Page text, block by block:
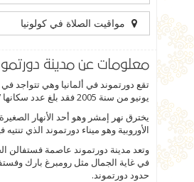
مواقيت الصلاة في كولونيا
معلومات عن مدينة
تقع دورتموند في ألمانيا وهي تتواجد
يونيو من سنة 2005 فقد بلغ عدد سكانها 587 ألف و 830 نسمة.
يخترق نهر إمشر وهو أحد الأنهار
الأوروبية وهو ميناء دورتموند الذي تنتيه
وتعد مدينة دورتموند عاصمة فستفالن
في غاية الجمال مثل رومبرغ بارك
حدود دورتموند.